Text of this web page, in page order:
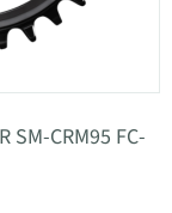
SM-CRM95 FC-